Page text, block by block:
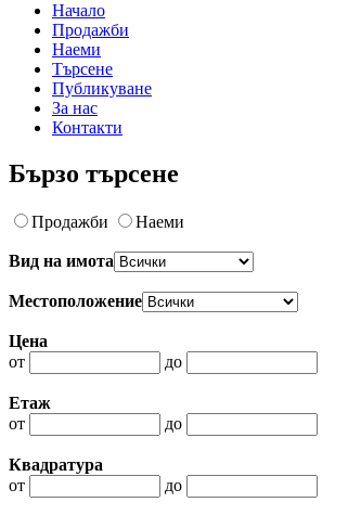
Начало
Продажби
Наеми
Търсене
Публикуване
За нас
Контакти
Бързо търсене
Продажби Наеми
Вид на имота
Местоположение
Цена
от
до
Етаж
от
до
Квадратура
от
до